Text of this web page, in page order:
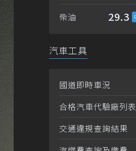
柴油 29.3
汽車工具
國道即時車況
合格汽車代驗廠列表
交通違規查詢結果